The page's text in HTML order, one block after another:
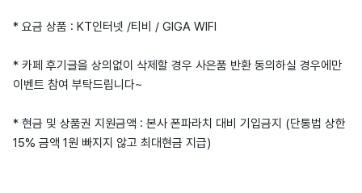
* 요금 상품 : KT인터넷 /티비 / GIGA WIFI
* 카페 후기글을 상의없이 삭제할 경우 사은품 반환 동의하실 경우에만
이벤트 참여 부탁드립니다~
* 현금 및 상품권 지원금액 : 본사 폰파라치 대비 기입금지 (단통법 상한
15% 금액 1원 빠지지 않고 최대현금 지급)